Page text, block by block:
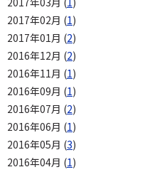
2017年02月 (1)
2017年01月 (2)
2016年12月 (2)
2016年11月 (1)
2016年09月 (1)
2016年07月 (2)
2016年06月 (1)
2016年05月 (3)
2016年04月 (1)